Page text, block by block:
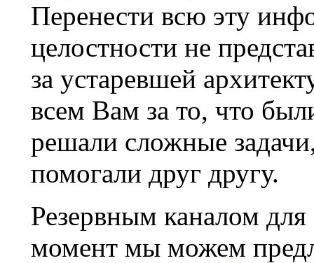
Перенести всю эту
целостности не
за устаревшей
всем Вам за то, что
решали сложные
помогали друг другу.
Резервным каналом
момент мы можем